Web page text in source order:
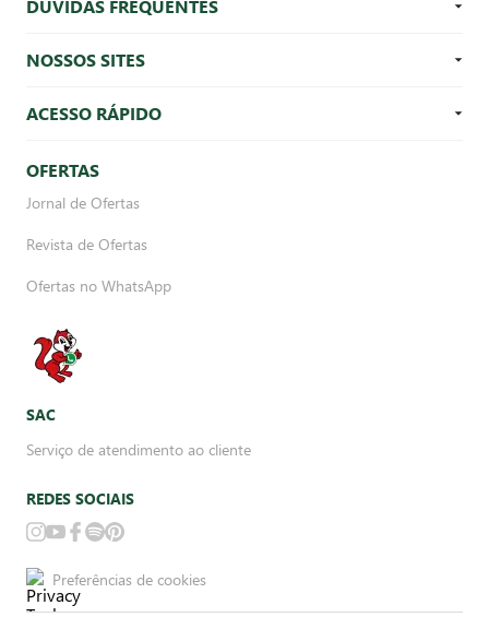
DÚVIDAS FREQUENTES
NOSSOS SITES
ACESSO RÁPIDO
OFERTAS
Jornal de Ofertas
Revista de Ofertas
Ofertas no WhatsApp
SAC
Serviço de atendimento ao cliente
REDES SOCIAIS
Preferências de cookies